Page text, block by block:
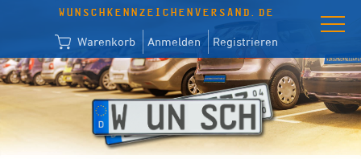
WUNSCHKENNZEICHENVERSAND.DE
Warenkorb Anmelden Registrieren